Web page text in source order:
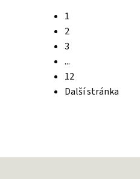
1
2
3
...
12
Další stránka